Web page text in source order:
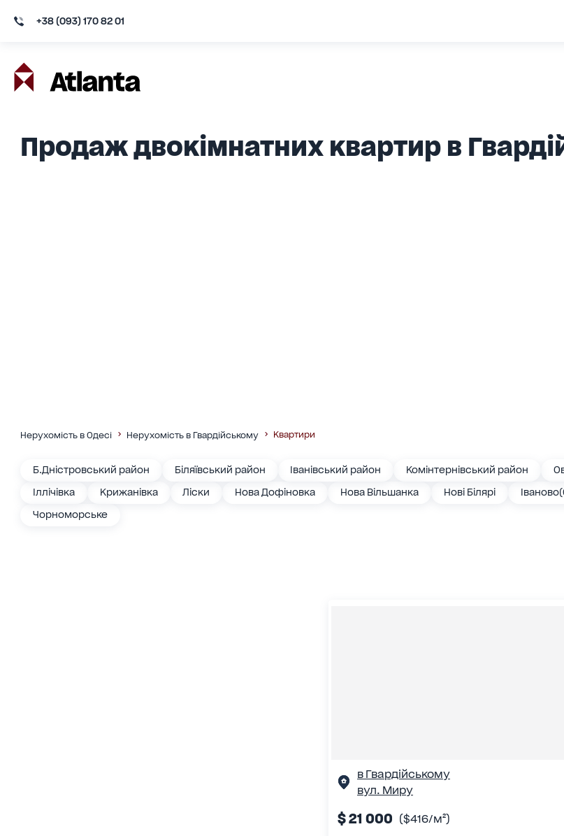
+38 (093) 170 82 01
Продаж двокімнатних квартир в
Нерухомість в Одесі Нерухомість в Гвардійському Квартири
Б.Дністровський район Біляївський район Іванівський район Комінтернівський район
Іллічівка
Крижанівка Ліски Нова Дофіновка Нова Вільшанка Нові Білярі
Чорноморське
в Гвардійському
вул. Миру
$ 21 000 ($416/м²)